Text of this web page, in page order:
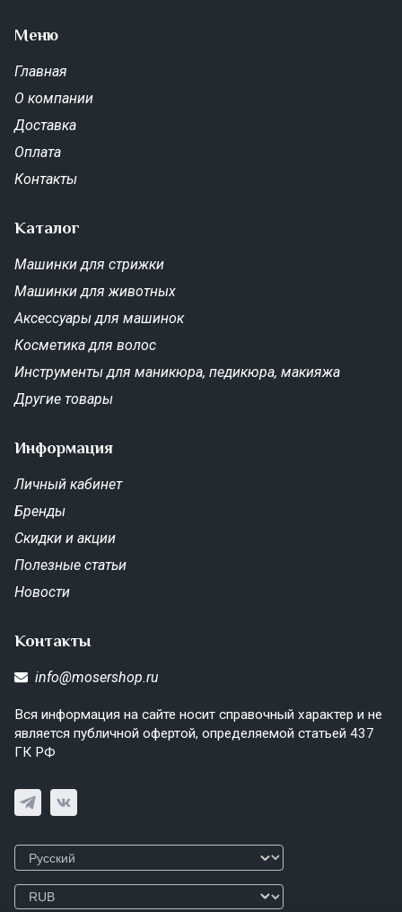
Меню
Главная
О компании
Доставка
Оплата
Контакты
Каталог
Машинки для стрижки
Машинки для животных
Аксессуары для машинок
Косметика для волос
Инструменты для маникюра, педикюра, макияжа
Другие товары
Информация
Личный кабинет
Бренды
Скидки и акции
Полезные статьи
Новости
Контакты
info@mosershop.ru
Вся информация на сайте носит справочный характер и не
является публичной офертой, определяемой статьей 437
ГК РФ